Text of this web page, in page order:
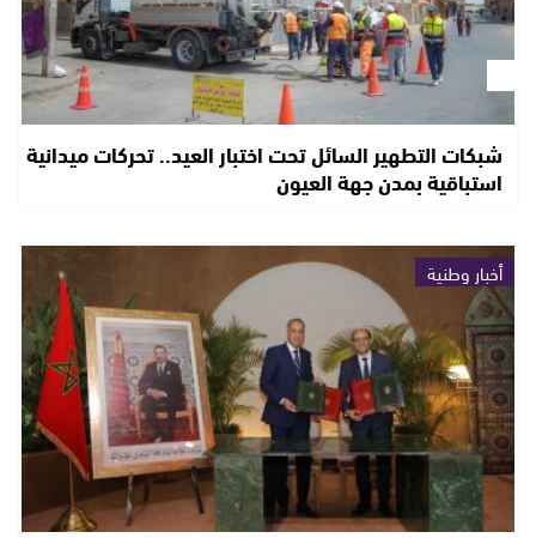
شبكات التطهير السائل تحت اختبار العيد.. تحركات ميدانية
استباقية بمدن جهة العيون
أخبار وطنية